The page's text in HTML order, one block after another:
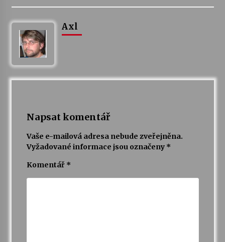
Axl
Napsat komentář
Vaše e-mailová adresa nebude zveřejněna.
Vyžadované informace jsou označeny *
Komentář *